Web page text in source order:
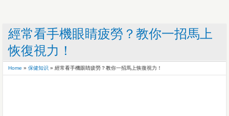
經常看手機眼睛疲勞？教你一招馬上
恢復視力！
Home » 保健知识 » 經常看手機眼睛疲勞？教你一招馬上恢復視力！